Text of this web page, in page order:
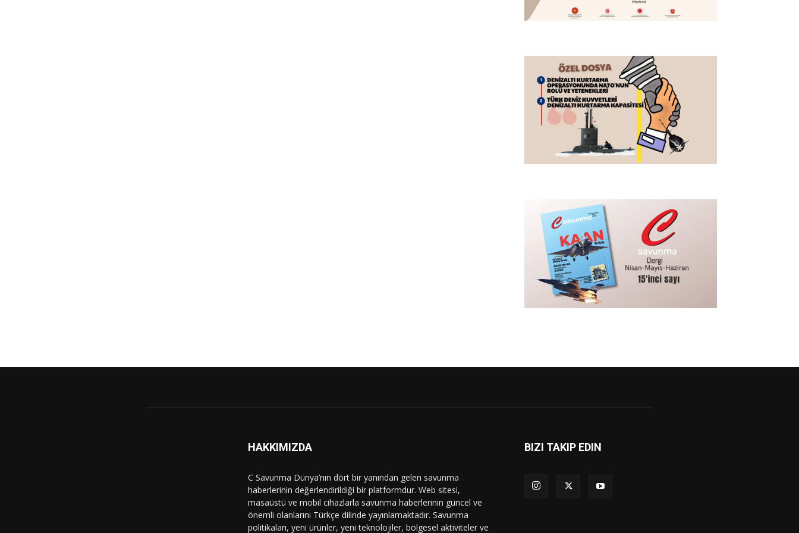
HAKKIMIZDA
C Savunma Dünya’nın dört bir yanından gelen savunma
haberlerinin değerlendirildiği bir platformdur. Web sitesi,
masaüstü ve mobil cihazlarla savunma haberlerinin güncel ve
önemli olanlarını Türkçe dilinde yayınlamaktadır. Savunma
politikaları, yeni ürünler, yeni teknolojiler, bölgesel aktiviteler ve
BIZI TAKIP EDIN